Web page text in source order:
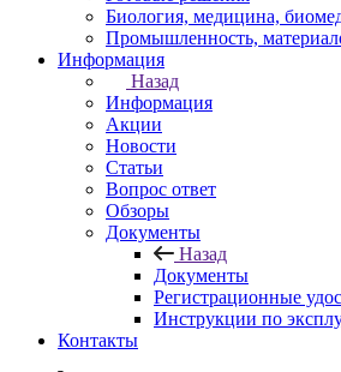
Биология, медицина,
Промышленность,
Информация
Назад
Информация
Акции
Новости
Статьи
Вопрос ответ
Обзоры
Документы
Назад
Документы
Регистрационные
Инструкции по
Контакты